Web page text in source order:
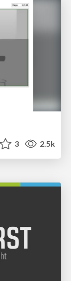
3 2.5k